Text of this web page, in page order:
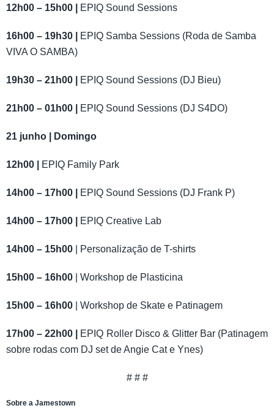
12h00 – 15h00 | EPIQ Sound Sessions
16h00 – 19h30 |
EPIQ Samba Sessions (Roda de Samba
VIVA O SAMBA)
19h30 – 21h00 | EPIQ Sound Sessions (DJ Bieu)
21h00 – 01h00 | EPIQ Sound Sessions (DJ S4DO)
21 junho | Domingo
12h00 | EPIQ Family Park
14h00 – 17h00 | EPIQ Sound Sessions (DJ Frank P)
14h00 – 17h00 | EPIQ Creative Lab
14h00 – 15h00 | Personalização de T-shirts
15h00 – 16h00 | Workshop de Plasticina
15h00 – 16h00 | Workshop de Skate e Patinagem
17h00 – 22h00 |
EPIQ Roller Disco & Glitter Bar (Patinagem
sobre rodas com DJ set de Angie Cat e Ynes)
# # #
Sobre a Jamestown